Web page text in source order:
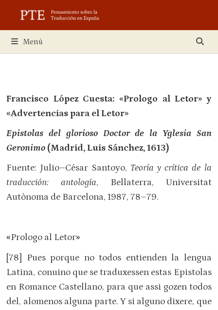
contenido
Menú
Francisco López Cuesta: «Prologo al Letor» y
«Advertencias para el Letor»
Epistolas del glorioso Doctor de la Yglesia San
Geronimo (Madrid, Luis Sánchez, 1613)
Fuente: Julio–César Santoyo, Teoría y crítica de la
traducción: antología, Bellaterra, Universitat
Autònoma de Barcelona, 1987, 78–79.
«Prologo al Letor»
[78] Pues porque no todos entienden la lengua
Latina, conuino que se traduxessen estas Epistolas
en Romance Castellano, para que assi gozen todos
del, alomenos alguna parte. Y si alguno dixere, que